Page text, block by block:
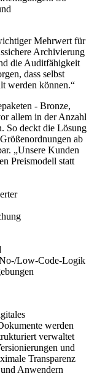
Mehrwert für
Archivierung
die Auditfähigkeit
dass selbst
werden können.“
- Bronze,
allem in der Anzahl
So deckt die Lösung
ab
„Unsere Kunden
Preismodell statt
Low-Code-Logik
werden
verwaltet
und
Transparenz
Anwendern